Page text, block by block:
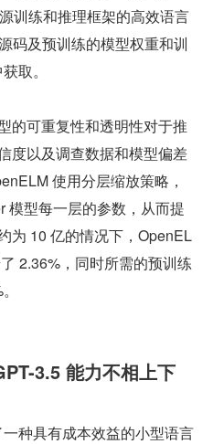
训练和推理框架的高效语言
码及预训练的模型权重和训
取。
的可重复性和透明性对于推
度以及调查数据和模型偏差
使用分层缩放策略，
模型每一层的参数，从而提
为 10 亿的情况下，OpenEL
2.36%，同时所需的预训练
3.5 能力不相上下
种具有成本效益的小型语言